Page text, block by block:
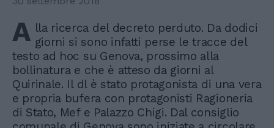
A lla ricerca del decreto perduto. Da dodici
giorni si sono infatti perse le tracce del
testo ad hoc su Genova, prossimo alla
bollinatura e che è atteso da giorni al
Quirinale. Il dl è stato protagonista di una vera
e propria bufera con protagonisti Ragioneria
di Stato, Mef e Palazzo Chigi. Dal consiglio